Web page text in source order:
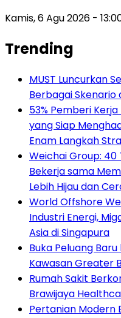
Kamis, 6 Agu 2026 -
Trending
MUST Luncurkan
Berbagai Skenario
53% Pemberi
yang Siap
Enam Langkah
Weichai Group:
Bekerja sama
Lebih Hijau dan
World Offshore
Industri Energi,
Asia di Singapura
Buka Peluang
Kawasan Greater
Rumah Sakit
Brawijaya
Pertanian Modern